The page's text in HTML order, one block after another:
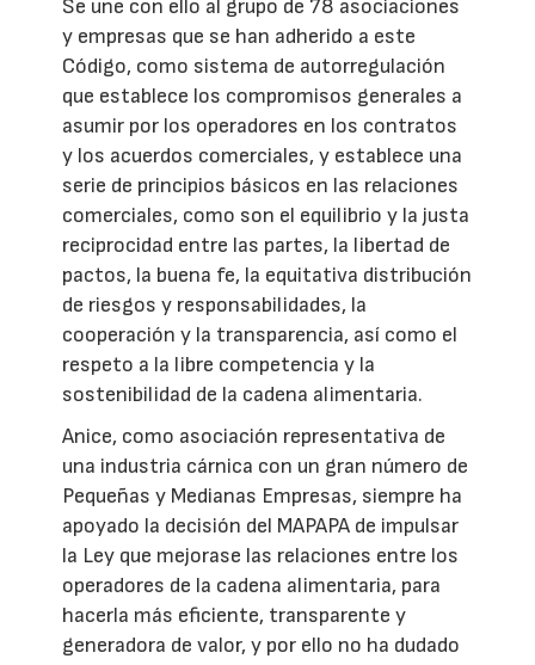
Se une con ello al grupo de 78 asociaciones
y empresas que se han adherido a este
Código, como sistema de autorregulación
que establece los compromisos generales a
asumir por los operadores en los contratos
y los acuerdos comerciales, y establece una
serie de principios básicos en las relaciones
comerciales, como son el equilibrio y la justa
reciprocidad entre las partes, la libertad de
pactos, la buena fe, la equitativa distribución
de riesgos y responsabilidades, la
cooperación y la transparencia, así como el
respeto a la libre competencia y la
sostenibilidad de la cadena alimentaria.
Anice, como asociación representativa de
una industria cárnica con un gran número de
Pequeñas y Medianas Empresas, siempre ha
apoyado la decisión del MAPAPA de impulsar
la Ley que mejorase las relaciones entre los
operadores de la cadena alimentaria, para
hacerla más eficiente, transparente y
generadora de valor, y por ello no ha dudado